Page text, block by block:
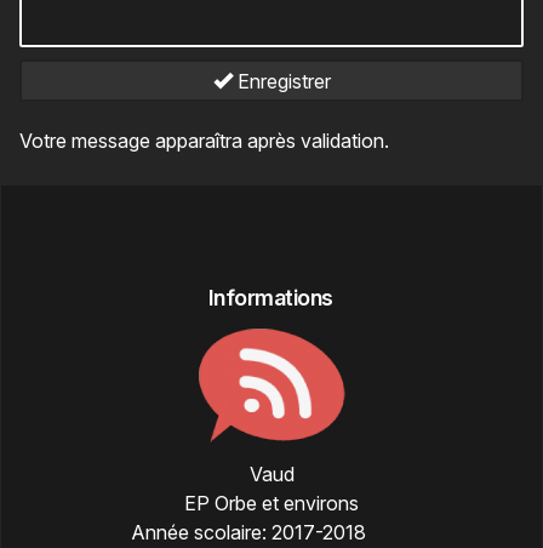
Enregistrer
Votre message apparaîtra après validation.
Informations
Vaud
EP Orbe et environs
Année scolaire: 2017-2018